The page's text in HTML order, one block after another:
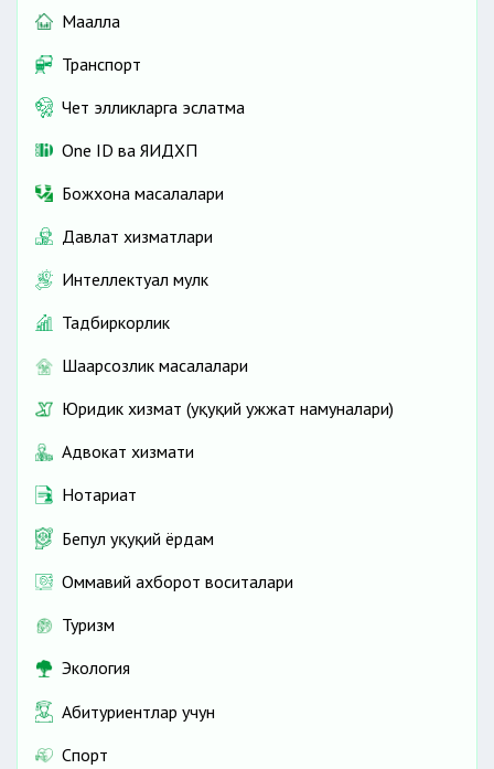
Маҳалла
Транспорт
Чет элликларга эслатма
One ID ва ЯИДХП
Божхона масалалари
Давлат хизматлари
Интеллектуал мулк
Тадбиркорлик
Шаҳарсозлик масалалари
Юридик хизмат (ҳуқуқий ҳужжат намуналари)
Адвокат хизмати
Нотариат
Бепул ҳуқуқий ёрдам
Оммавий ахборот воситалари
Туризм
Экология
Абитуриентлар учун
Спорт